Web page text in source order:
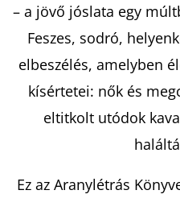
– a jövő jóslata egy
Feszes, sodró,
elbeszélés, amelyben
kísértetei: nők és
eltitkolt utódok
Ez az Aranylétrás